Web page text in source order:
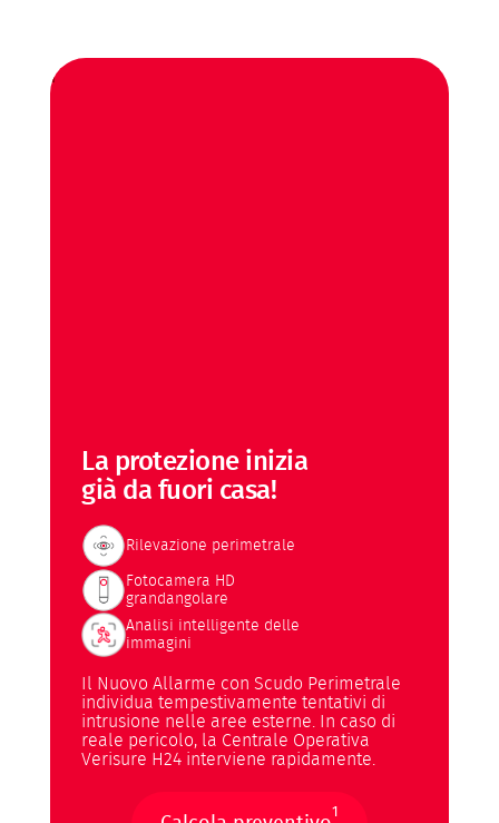
La protezione inizia
già da fuori casa!
Rilevazione perimetrale
Fotocamera HD
grandangolare
Analisi intelligente delle
immagini
Il Nuovo Allarme con Scudo Perimetrale
individua tempestivamente tentativi di
intrusione nelle aree esterne. In caso di
reale pericolo, la Centrale Operativa
Verisure H24 interviene rapidamente.
1